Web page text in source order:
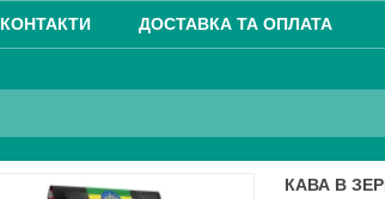
КОНТАКТИ ДОСТАВКА ТА ОПЛАТА
КАВА В